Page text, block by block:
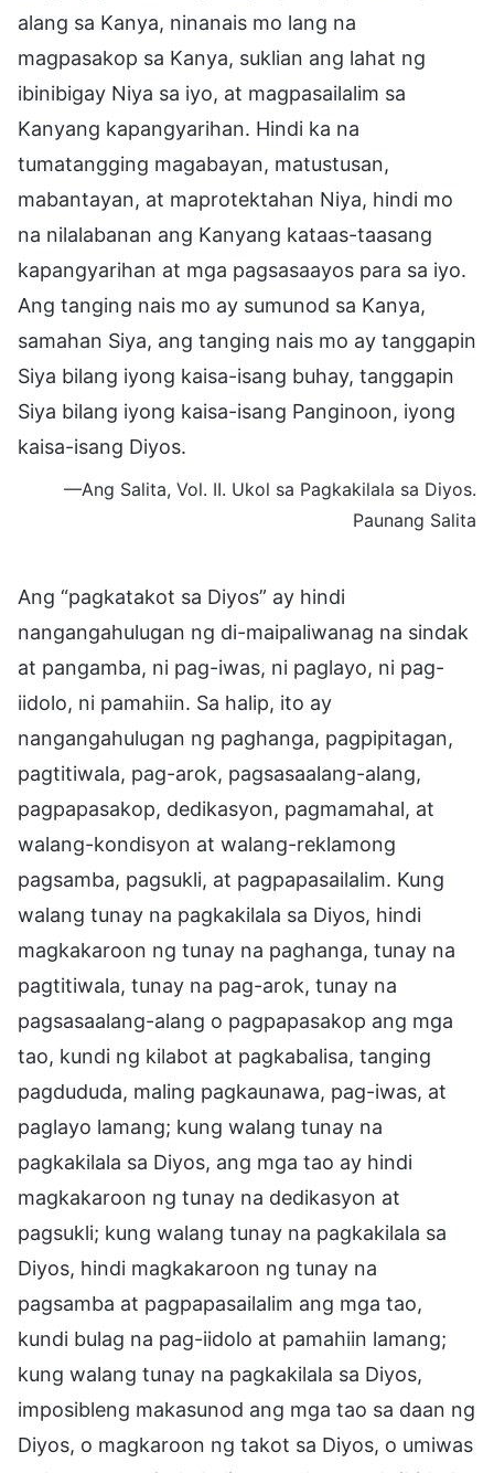
alang sa Kanya, ninanais mo lang na
magpasakop sa Kanya, suklian ang lahat ng
ibinibigay Niya sa iyo, at magpasailalim sa
Kanyang kapangyarihan. Hindi ka na
tumatangging magabayan, matustusan,
mabantayan, at maprotektahan Niya, hindi mo
na nilalabanan ang Kanyang kataas-taasang
kapangyarihan at mga pagsasaayos para sa iyo.
Ang tanging nais mo ay sumunod sa Kanya,
samahan Siya, ang tanging nais mo ay tanggapin
Siya bilang iyong kaisa-isang buhay, tanggapin
Siya bilang iyong kaisa-isang Panginoon, iyong
kaisa-isang Diyos.
—Ang Salita, Vol. II. Ukol sa Pagkakilala sa Diyos.
Paunang Salita
Ang “pagkatakot sa Diyos” ay hindi
nangangahulugan ng di-maipaliwanag na sindak
at pangamba, ni pag-iwas, ni paglayo, ni pag-
iidolo, ni pamahiin. Sa halip, ito ay
nangangahulugan ng paghanga, pagpipitagan,
pagtitiwala, pag-arok, pagsasaalang-alang,
pagpapasakop, dedikasyon, pagmamahal, at
walang-kondisyon at walang-reklamong
pagsamba, pagsukli, at pagpapasailalim. Kung
walang tunay na pagkakilala sa Diyos, hindi
magkakaroon ng tunay na paghanga, tunay na
pagtitiwala, tunay na pag-arok, tunay na
pagsasaalang-alang o pagpapasakop ang mga
tao, kundi ng kilabot at pagkabalisa, tanging
pagdududa, maling pagkaunawa, pag-iwas, at
paglayo lamang; kung walang tunay na
pagkakilala sa Diyos, ang mga tao ay hindi
magkakaroon ng tunay na dedikasyon at
pagsukli; kung walang tunay na pagkakilala sa
Diyos, hindi magkakaroon ng tunay na
pagsamba at pagpapasailalim ang mga tao,
kundi bulag na pag-iidolo at pamahiin lamang;
kung walang tunay na pagkakilala sa Diyos,
imposibleng makasunod ang mga tao sa daan ng
Diyos, o magkaroon ng takot sa Diyos, o umiwas